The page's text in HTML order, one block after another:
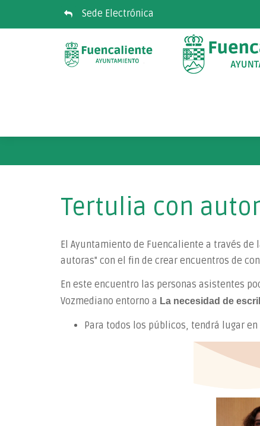
Sede Electrónica
Tertulia con
El Ayuntamiento de Fuencaliente a través
autoras" con el fin de crear encuentros de
En este encuentro las personas asistentes
Vozmediano entorno a La necesidad de
Para todos los públicos, tendrá lugar